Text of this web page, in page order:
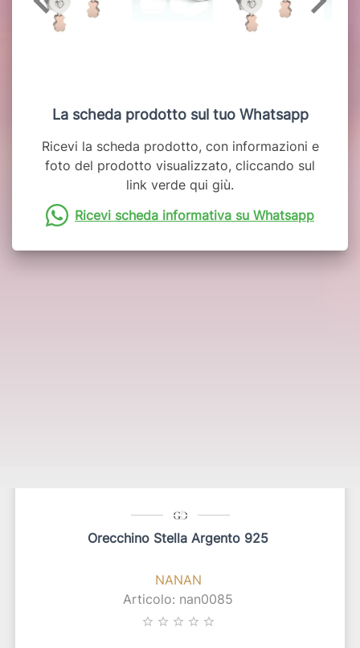
La scheda prodotto sul tuo Whatsapp
Ricevi la scheda prodotto, con informazioni e
foto del prodotto visualizzato, cliccando sul
link verde qui giù.
Ricevi scheda informativa su Whatsapp
Orecchino Stella Argento 925
NANAN
Articolo: nan0085
star_border star_border star_border star_border star_border